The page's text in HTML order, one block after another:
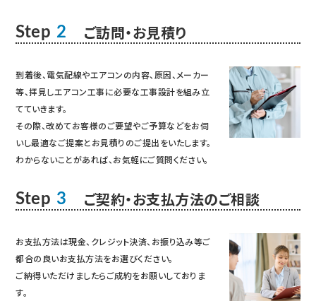
Step 2 ご訪問・お見積り
到着後、電気配線やエアコンの内容、原因、メーカー
等、拝見しエアコン工事に必要な工事設計を組み立
てていきます。
その際、改めてお客様のご要望やご予算などをお伺
いし最適なご提案とお見積りのご提出をいたします。
わからないことがあれば、お気軽にご質問ください。
Step 3 ご契約・お支払方法のご相談
お支払方法は現金、クレジット決済、お振り込み等ご
都合の良いお支払方法をお選びください。
ご納得いただけましたらご成約をお願いしておりま
す。